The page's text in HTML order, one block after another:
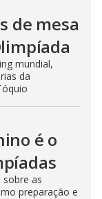
de mesa
mundial,
da
é o
as
preparação e